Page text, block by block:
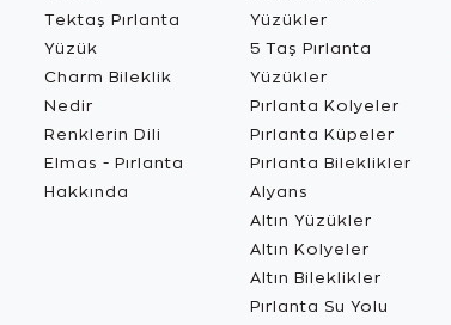
Tektaş Pırlanta
Yüzük
Charm Bileklik
Nedir
Renklerin Dili
Elmas - Pırlanta
Hakkında
Yüzükler
5 Taş Pırlanta
Yüzükler
Pırlanta Kolyeler
Pırlanta Küpeler
Pırlanta Bileklikler
Alyans
Altın Yüzükler
Altın Kolyeler
Altın Bileklikler
Pırlanta Su Yolu